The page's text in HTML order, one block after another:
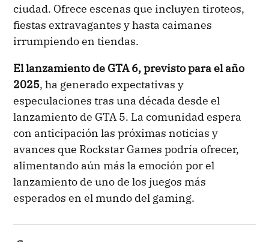
ciudad. Ofrece escenas que incluyen tiroteos,
fiestas extravagantes y hasta caimanes
irrumpiendo en tiendas.
El lanzamiento de GTA 6, previsto para el año
2025, ha generado expectativas y
especulaciones tras una década desde el
lanzamiento de GTA 5. La comunidad espera
con anticipación las próximas noticias y
avances que Rockstar Games podría ofrecer,
alimentando aún más la emoción por el
lanzamiento de uno de los juegos más
esperados en el mundo del gaming.